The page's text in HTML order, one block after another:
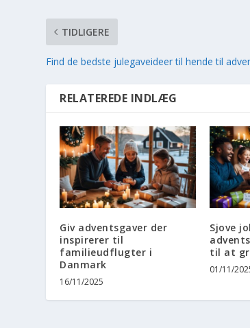
TIDLIGERE
Find de bedste julegaveideer til hende til
RELATEREDE INDLÆG
Giv adventsgaver der
inspirerer til
familieudflugter i
Danmark
16/11/2025
Sjove
til at
01/11/